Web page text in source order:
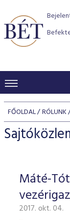
KERESKEDÉSI
INDEXEK
Vállalati
Azonnali Piac
Részvények
Származékos
BEFEKTETŐK
Részvény
Hitelpapír
BÉT
Alkalmazott
Elszámolás
Részvény és
program
BÉT Xtend -
TŐZSDETAGOK
VENDOROK
FŐOLDAL RÓLUNK
Máté-
2017. okt. 04.